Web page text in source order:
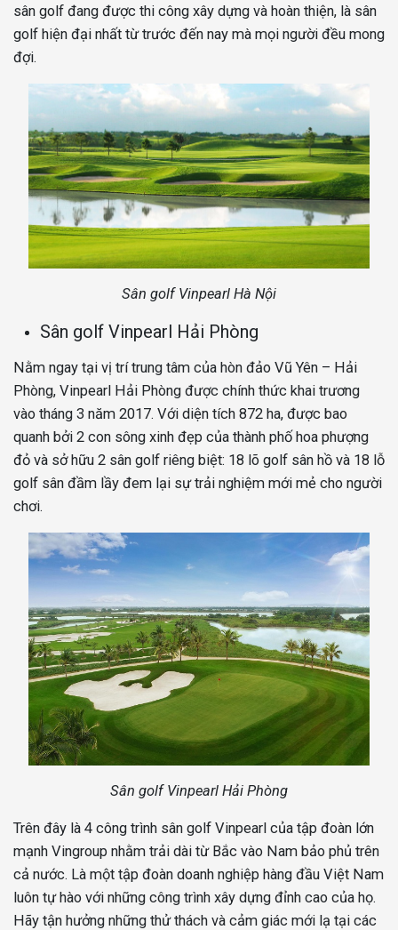
sân golf đang được thi công xây dựng và hoàn thiện, là sân
golf hiện đại nhất từ trước đến nay mà mọi người đều mong
đợi.
Sân golf Vinpearl Hà Nội
Sân golf Vinpearl Hải Phòng
Nằm ngay tại vị trí trung tâm của hòn đảo Vũ Yên – Hải
Phòng, Vinpearl Hải Phòng được chính thức khai trương
vào tháng 3 năm 2017. Với diện tích 872 ha, được bao
quanh bởi 2 con sông xinh đẹp của thành phố hoa phượng
đỏ và sở hữu 2 sân golf riêng biệt: 18 lõ golf sân hồ và 18 lỗ
golf sân đầm lầy đem lại sự trải nghiệm mới mẻ cho người
chơi.
Sân golf Vinpearl Hải Phòng
Trên đây là 4 công trình sân golf Vinpearl của tập đoàn lớn
mạnh Vingroup nhằm trải dài từ Bắc vào Nam bảo phủ trên
cả nước. Là một tập đoàn doanh nghiệp hàng đầu Việt Nam
luôn tự hào với những công trình xây dựng đỉnh cao của họ.
Hãy tận hưởng những thử thách và cảm giác mới lạ tại các